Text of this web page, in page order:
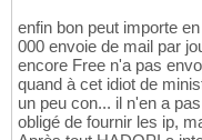
enfin bon peut importe
000 envoie de mail par
encore Free n'a pas
quand à cet idiot de
un peu con... il n'en a
obligé de fournir les ip,